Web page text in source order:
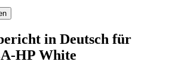
in Deutsch für
HP White